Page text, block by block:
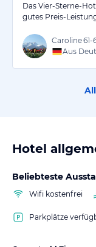
Das Vier-Sterne-
gutes Preis-
Caroline61-
Aus
Hotel
Beliebteste
Wifi kostenfrei
Parkplätze